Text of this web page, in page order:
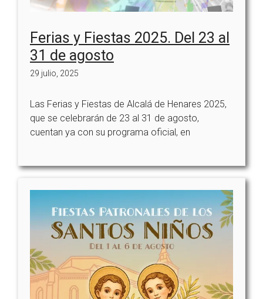
Ferias y Fiestas 2025. Del 23 al
31 de agosto
29 julio, 2025
Las Ferias y Fiestas de Alcalá de Henares 2025,
que se celebrarán de 23 al 31 de agosto,
cuentan ya con su programa oficial, en